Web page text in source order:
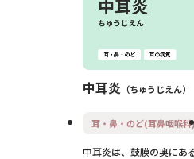
中耳炎 ちゅうじえん
耳・鼻・のど(耳鼻咽喉科)
中耳炎は、鼓膜の奥にあ